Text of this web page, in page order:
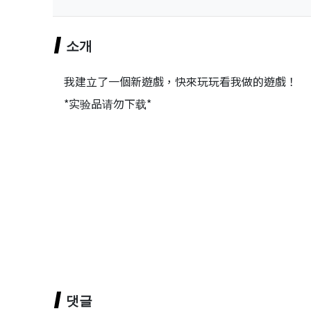
소개
我建立了一個新遊戲，快來玩玩看我做的遊戲！
*实验品请勿下载*
댓글